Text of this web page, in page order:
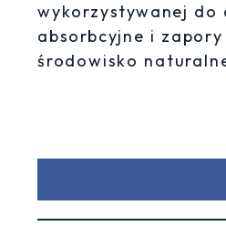
wykorzystywanej do
absorbcyjne i
środowisko